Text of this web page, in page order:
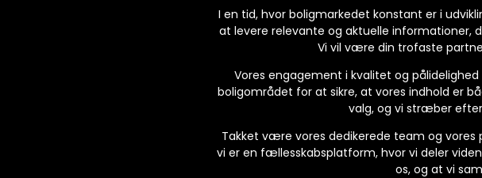
I en tid, hvor boligmarkedet konstant er i
at levere relevante og aktuelle informationer,
Vi vil være din trofaste
Vores engagement i kvalitet og
boligområdet for at sikre, at vores indhold er
valg, og vi stræber
Takket være vores dedikerede team og vores
vi er en fællesskabsplatform, hvor vi deler
os, og at vi